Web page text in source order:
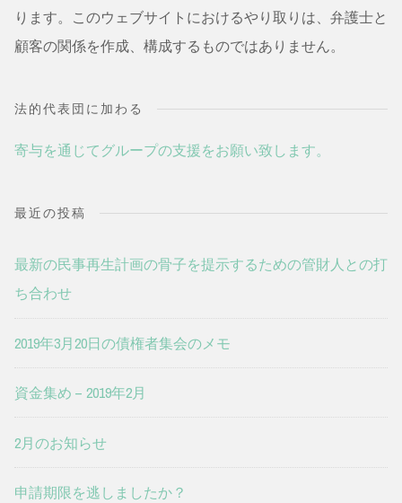
ります。このウェブサイトにおけるやり取りは、弁護士と
顧客の関係を作成、構成するものではありません。
法的代表団に加わる
寄与を通じてグループの支援をお願い致します。
最近の投稿
最新の民事再生計画の骨子を提示するための管財人との打
ち合わせ
2019年3月20日の債権者集会のメモ
資金集め – 2019年2月
2月のお知らせ
申請期限を逃しましたか？